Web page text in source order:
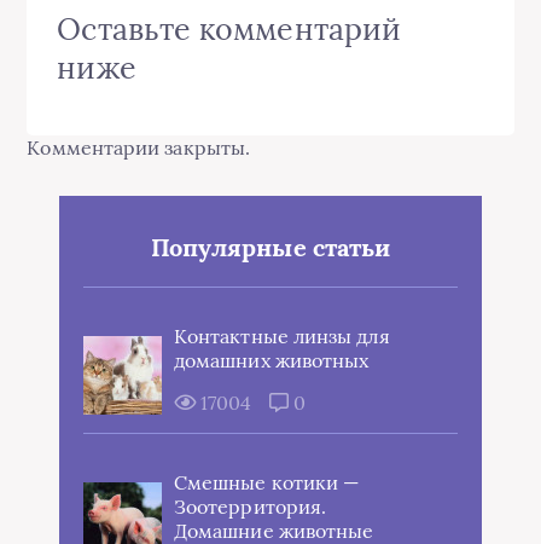
Оставьте комментарий
ниже
Комментарии закрыты.
Популярные статьи
Контактные линзы для
домашних животных
17004
0
Смешные котики —
Зоотерритория.
Домашние животные